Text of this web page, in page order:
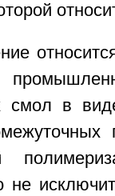
смол в